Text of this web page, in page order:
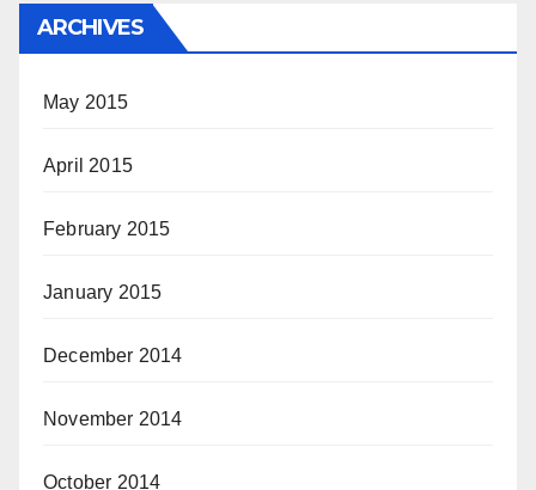
ARCHIVES
May 2015
April 2015
February 2015
January 2015
December 2014
November 2014
October 2014